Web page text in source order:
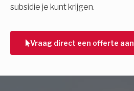
subsidie je kunt krijgen.
Vraag direct een offerte aan
Vorige